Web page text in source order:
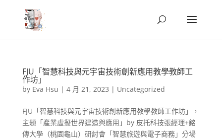
FJU「智慧科技與元宇宙技術創新應用教學教師工
作坊」
by Eva Hsu | 4 月 21, 2023 | Uncategorized
FJU「智慧科技與元宇宙技術創新應用教學教師工作坊」，
主題「產業虛擬世界建造與應用」by 皮托科技張經理+銘
傳大學（桃園龜山）研討會「智慧旅遊與電子商務」分場